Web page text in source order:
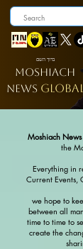
MOSHIACH
NEWS
ברוך השם
Moshiach
the
Everything in
Current Events,
we hope to
between all
time to time to
create the